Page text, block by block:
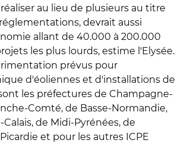
au lieu de plusieurs au titre
devrait aussi
allant de 40.000 à 200.000
les plus lourds, estime l'Elysée.
prévus pour
d'éoliennes et d'installations de
les préfectures de Champagne-
Comté, de Basse-Normandie,
de Midi-Pyrénées, de
et pour les autres ICPE